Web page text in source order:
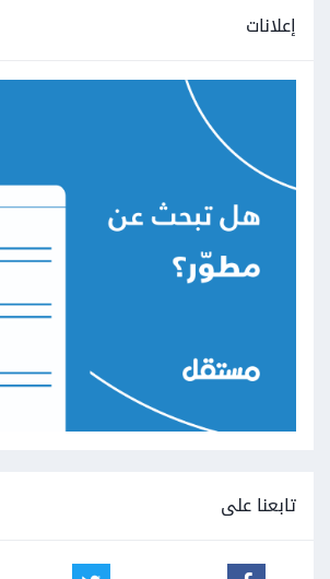
إعلانات
تابعنا على